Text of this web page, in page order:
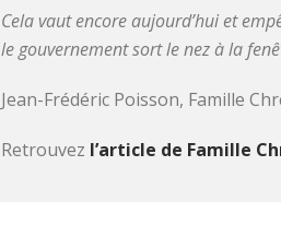
Cela vaut encore aujourd’hui et
le gouvernement sort le nez à la
Jean-Frédéric Poisson, Famille
Retrouvez l’article de Famille